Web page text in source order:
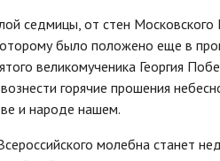
cедмицы, от стен
было положено еще в
великомученика Георгия
горячие прошения
и народе нашем.
молебна станет